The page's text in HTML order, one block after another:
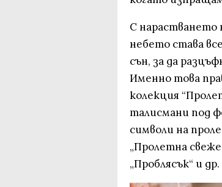
С нарастването
небето става
сън, за да
Именно това
колекция
талисмани под
символи на
„Пролетна
„Проблясък“ и др.